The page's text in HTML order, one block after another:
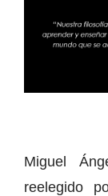
Miguel
reelegido